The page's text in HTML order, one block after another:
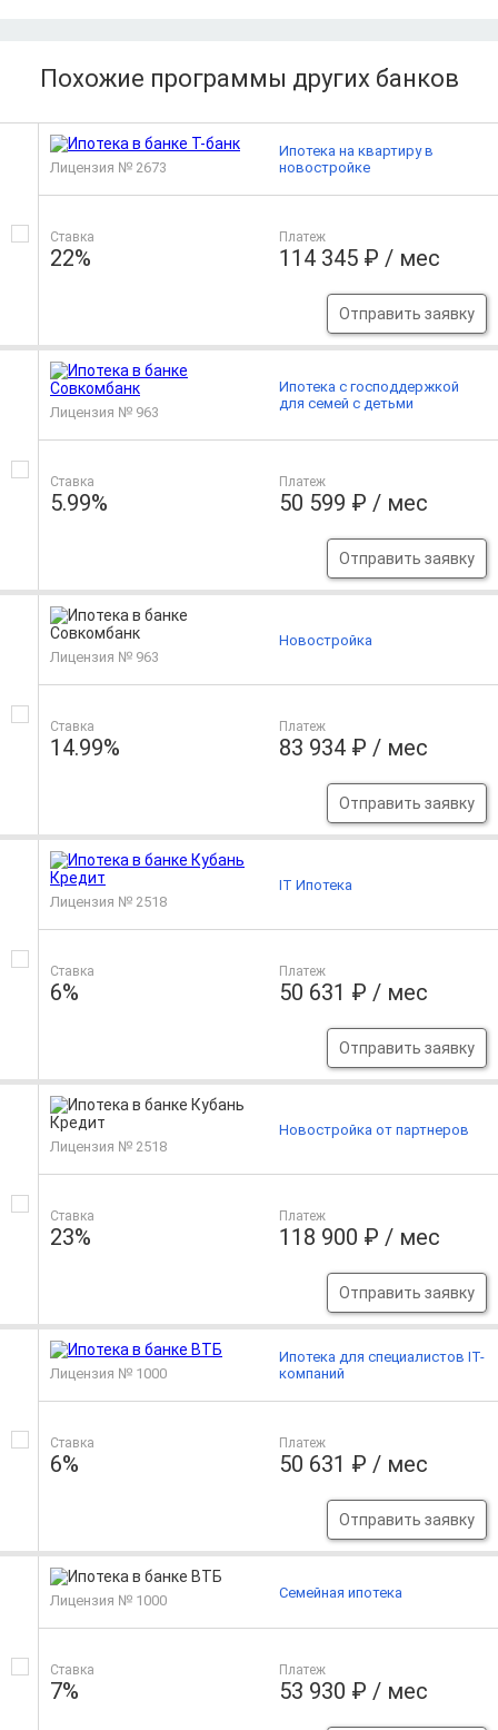
Похожие программы других банков
Лицензия № 2673
Ставка
22%
Платеж
114 345 ₽ / мес
Отправить заявку
Ипотека на квартиру в
новостройке
Лицензия № 963
Ставка
5.99%
Платеж
50 599 ₽ / мес
Отправить заявку
Ипотека с господдержкой
для семей с детьми
Лицензия № 963
Ставка
14.99%
Платеж
83 934 ₽ / мес
Отправить заявку
Новостройка
Лицензия № 2518
Ставка
6%
Платеж
50 631 ₽ / мес
Отправить заявку
IT Ипотека
Лицензия № 2518
Ставка
23%
Платеж
118 900 ₽ / мес
Отправить заявку
Новостройка от партнеров
Лицензия № 1000
Ставка
6%
Платеж
50 631 ₽ / мес
Отправить заявку
Ипотека для специалистов IT-
компаний
Лицензия № 1000
Ставка
7%
Платеж
53 930 ₽ / мес
Семейная ипотека